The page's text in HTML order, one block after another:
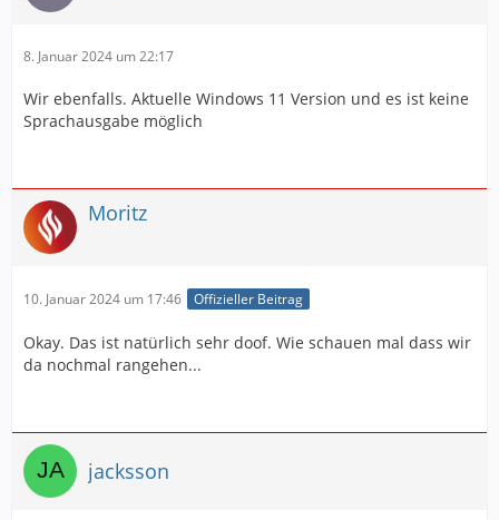
8. Januar 2024 um 22:17
Wir ebenfalls. Aktuelle Windows 11 Version und es ist keine
Sprachausgabe möglich
Moritz
10. Januar 2024 um 17:46 Offizieller Beitrag
Okay. Das ist natürlich sehr doof. Wie schauen mal dass wir
da nochmal rangehen...
jacksson